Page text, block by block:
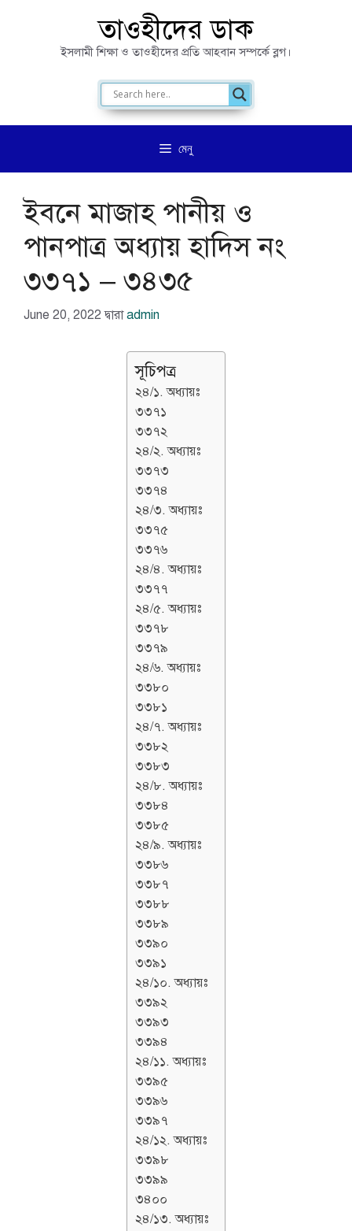
তাওহীদের ডাক
ইসলামী শিক্ষা ও তাওহীদের প্রতি আহবান সম্পর্কে ব্লগ।
মেনু
ইবনে মাজাহ পানীয় ও
পানপাত্র অধ্যায় হাদিস নং
৩৩৭১ – ৩৪৩৫
June 20, 2022 দ্বারাadmin
সূচিপত্র
২৪/১. অধ্যায়ঃ
৩৩৭১
৩৩৭২
২৪/২. অধ্যায়ঃ
৩৩৭৩
৩৩৭৪
২৪/৩. অধ্যায়ঃ
৩৩৭৫
৩৩৭৬
২৪/৪. অধ্যায়ঃ
৩৩৭৭
২৪/৫. অধ্যায়ঃ
৩৩৭৮
৩৩৭৯
২৪/৬. অধ্যায়ঃ
৩৩৮০
৩৩৮১
২৪/৭. অধ্যায়ঃ
৩৩৮২
৩৩৮৩
২৪/৮. অধ্যায়ঃ
৩৩৮৪
৩৩৮৫
২৪/৯. অধ্যায়ঃ
৩৩৮৬
৩৩৮৭
৩৩৮৮
৩৩৮৯
৩৩৯০
৩৩৯১
২৪/১০. অধ্যায়ঃ
৩৩৯২
৩৩৯৩
৩৩৯৪
২৪/১১. অধ্যায়ঃ
৩৩৯৫
৩৩৯৬
৩৩৯৭
২৪/১২. অধ্যায়ঃ
৩৩৯৮
৩৩৯৯
৩৪০০
২৪/১৩. অধ্যায়ঃ